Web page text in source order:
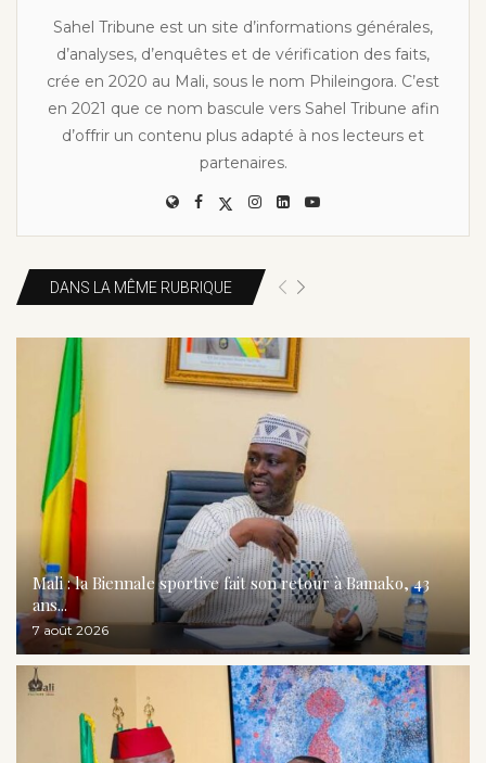
Sahel Tribune est un site d’informations générales,
d’analyses, d’enquêtes et de vérification des faits,
crée en 2020 au Mali, sous le nom Phileingora. C’est
en 2021 que ce nom bascule vers Sahel Tribune afin
d’offrir un contenu plus adapté à nos lecteurs et
partenaires.
DANS LA MÊME RUBRIQUE
Mali : la Biennale sportive fait son retour à Bamako, 43
ans...
7 août 2026